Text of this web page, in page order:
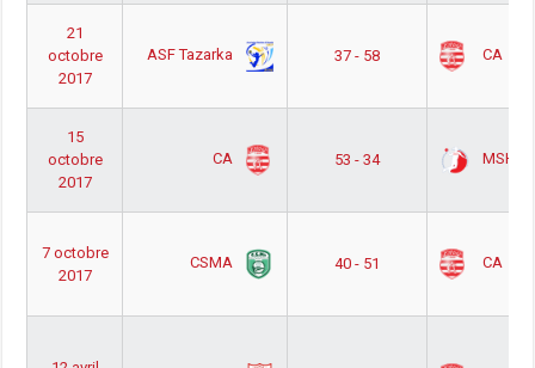
21
octobre
2017
ASF Tazarka 37 - 58 CA
15
octobre
2017
CA 53 - 34 MSHBF
7 octobre
2017
CSMA 40 - 51 CA